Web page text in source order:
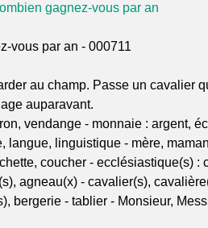
gagnez-vous par an
vous par an - 000711
au champ. Passe un cavalier
auparavant.
vendange - monnaie : argent,
langue, linguistique - mère,
coucher - ecclésiastique(s) :
agneau(x) - cavalier(s),
bergerie - tablier - Monsieur,